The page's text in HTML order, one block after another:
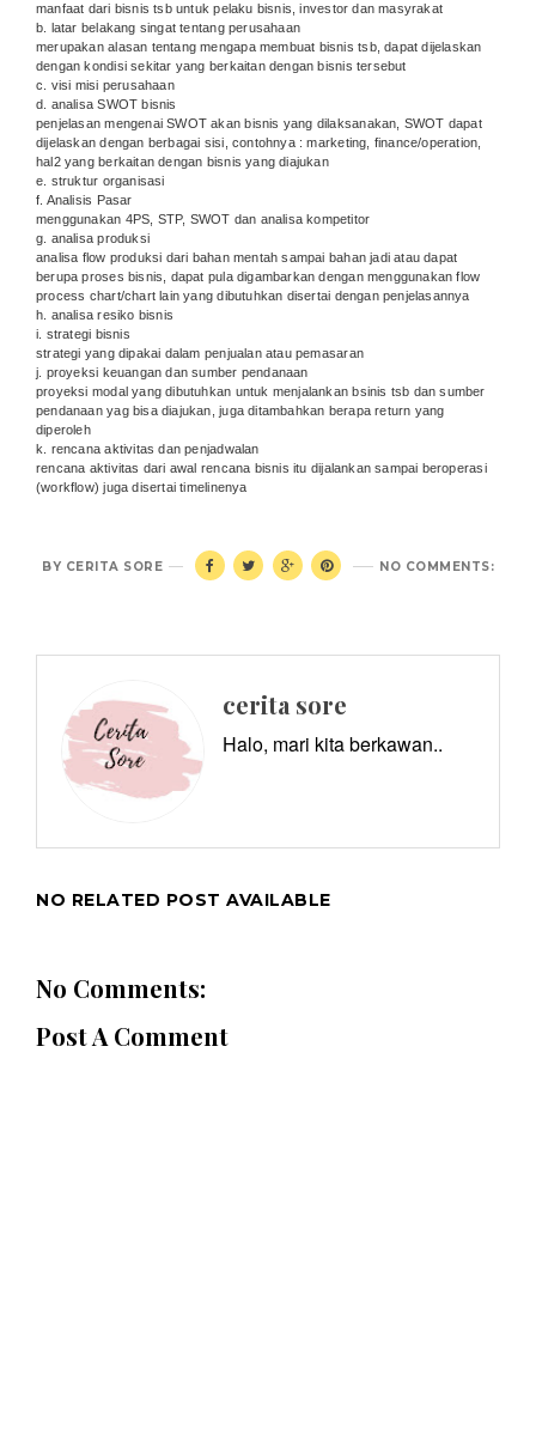
manfaat dari bisnis tsb untuk pelaku bisnis, investor dan masyrakat
b. latar belakang singat tentang perusahaan
merupakan alasan tentang mengapa membuat bisnis tsb, dapat dijelaskan
dengan kondisi sekitar yang berkaitan dengan bisnis tersebut
c. visi misi perusahaan
d. analisa SWOT bisnis
penjelasan mengenai SWOT akan bisnis yang dilaksanakan, SWOT dapat
dijelaskan dengan berbagai sisi, contohnya : marketing, finance/operation,
hal2 yang berkaitan dengan bisnis yang diajukan
e. struktur organisasi
f. Analisis Pasar
menggunakan 4PS, STP, SWOT dan analisa kompetitor
g. analisa produksi
analisa flow produksi dari bahan mentah sampai bahan jadi atau dapat
berupa proses bisnis, dapat pula digambarkan dengan menggunakan flow
process chart/chart lain yang dibutuhkan disertai dengan penjelasannya
h. analisa resiko bisnis
i. strategi bisnis
strategi yang dipakai dalam penjualan atau pemasaran
j. proyeksi keuangan dan sumber pendanaan
proyeksi modal yang dibutuhkan untuk menjalankan bsinis tsb dan sumber
pendanaan yag bisa diajukan, juga ditambahkan berapa return yang
diperoleh
k. rencana aktivitas dan penjadwalan
rencana aktivitas dari awal rencana bisnis itu dijalankan sampai beroperasi
(workflow) juga disertai timelinenya
NO COMMENTS:
BY CERITA SORE
cerita sore
Halo, mari kita berkawan..
NO RELATED POST AVAILABLE
No Comments:
Post A Comment